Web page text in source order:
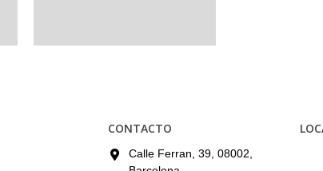
CONTACTO
Calle Ferran, 39, 08002,